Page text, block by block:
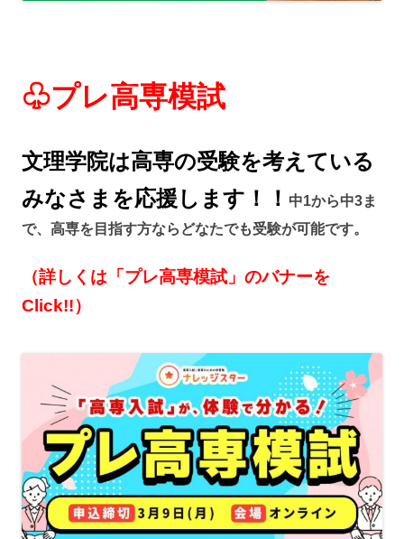
♧プレ高専模試
文理学院は高専の受験を考えている
みなさまを応援します！！ 中1から中3ま
で、高専を目指す方ならどなたでも受験が可能です。
（詳しくは「プレ高専模試」のバナーを
Click!!）